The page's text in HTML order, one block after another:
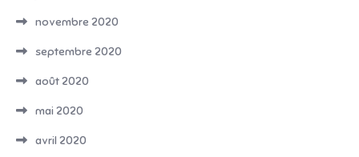
novembre 2020
septembre 2020
août 2020
mai 2020
avril 2020